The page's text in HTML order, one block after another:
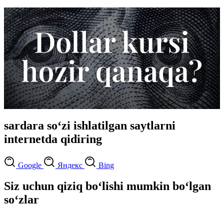
sardara so‘zi ishlatilgan saytlarni
internetda qidiring
Google Яндекс Bing
Siz uchun qiziq bo‘lishi mumkin bo‘lgan
so‘zlar